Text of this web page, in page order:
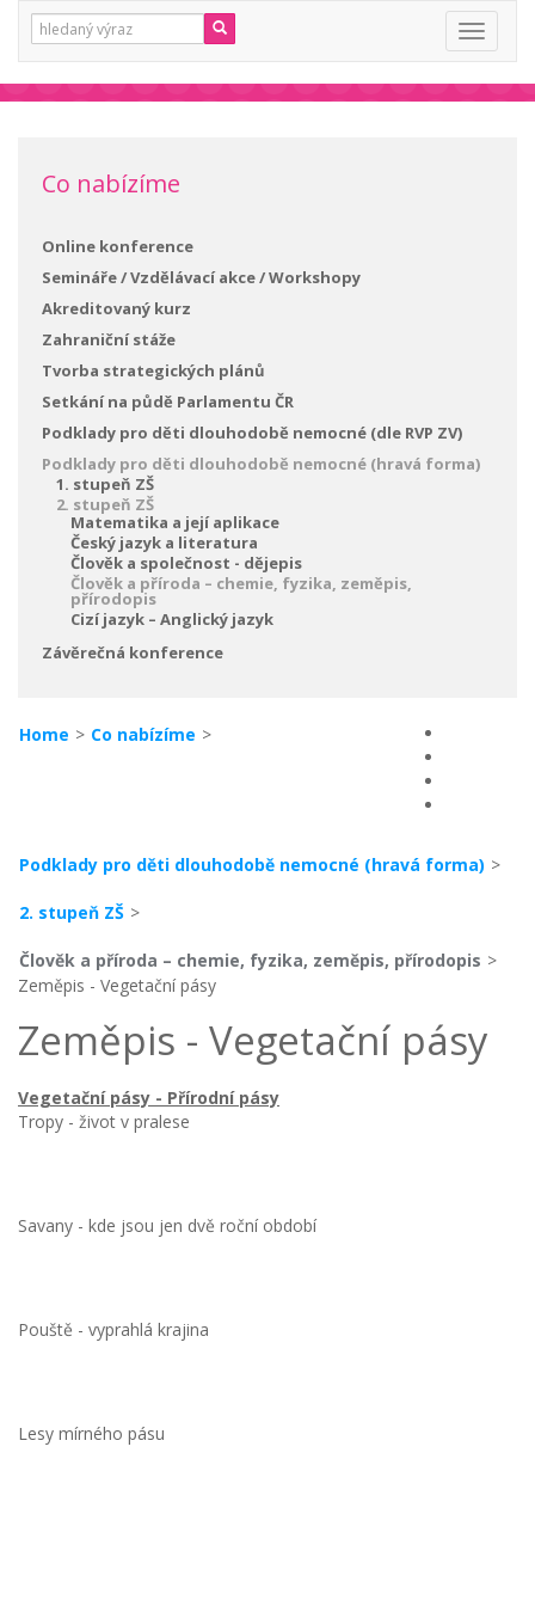
Vyhledávání:
Toggle
Co nabízíme
Online konference
Semináře / Vzdělávací akce / Workshopy
Akreditovaný kurz
Zahraniční stáže
Tvorba strategických plánů
Setkání na půdě Parlamentu ČR
Podklady pro děti dlouhodobě nemocné (dle RVP ZV)
Podklady pro děti dlouhodobě nemocné (hravá forma)
1. stupeň ZŠ
2. stupeň ZŠ
Matematika a její aplikace
Český jazyk a literatura
Člověk a společnost - dějepis
Člověk a příroda – chemie, fyzika, zeměpis,
přírodopis
Cizí jazyk – Anglický jazyk
Závěrečná konference
Home > Co nabízíme >
Podklady pro děti dlouhodobě nemocné (hravá forma) >
2. stupeň ZŠ >
Člověk a příroda – chemie, fyzika, zeměpis, přírodopis >
Zeměpis - Vegetační pásy
Zeměpis - Vegetační pásy
Vegetační pásy - Přírodní pásy
Tropy - život v pralese
Savany - kde jsou jen dvě roční období
Pouště - vyprahlá krajina
Lesy mírného pásu